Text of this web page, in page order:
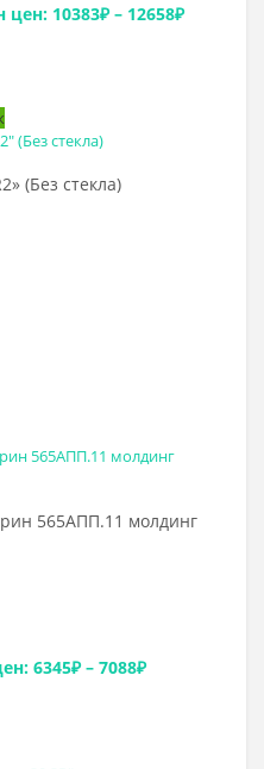
10383₽ – 12658₽
(Без стекла)
>
565АПП.11 молдинг
6345₽ – 7088₽
>